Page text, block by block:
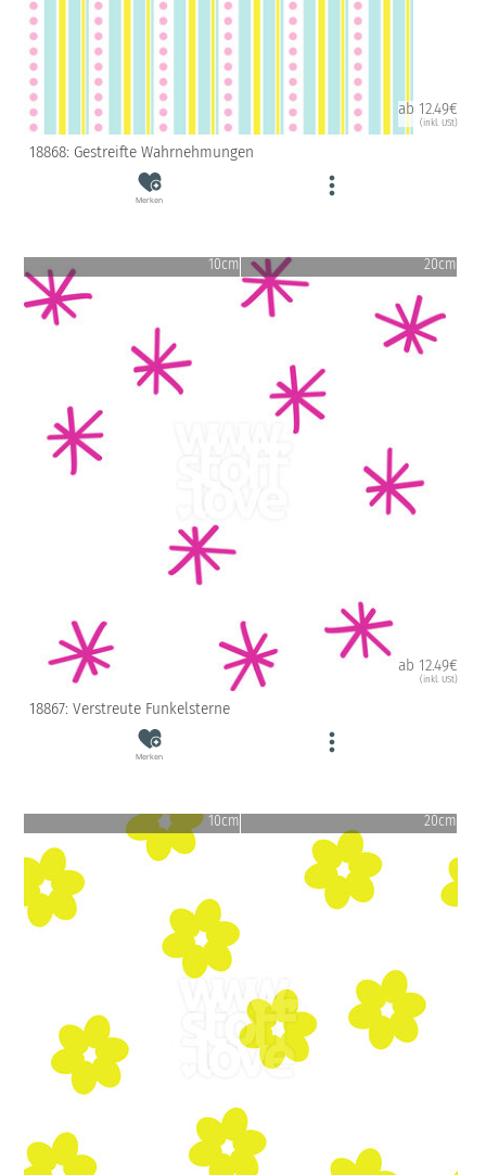
ab 12.49€
(inkl. USt)
18868: Gestreifte Wahrnehmungen
Merken
10cm 20cm
ab 12.49€
(inkl. USt)
18867: Verstreute Funkelsterne
Merken
10cm 20cm